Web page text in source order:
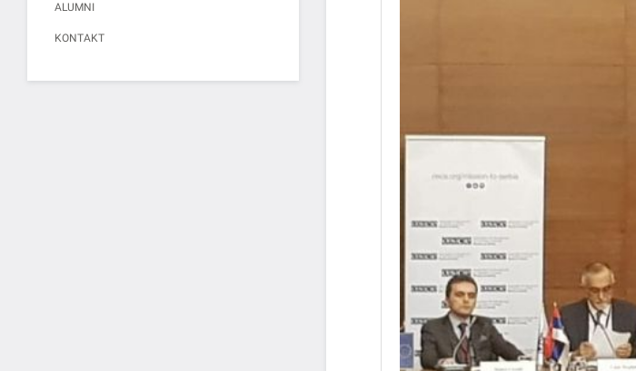
ALUMNI
KONTAKT